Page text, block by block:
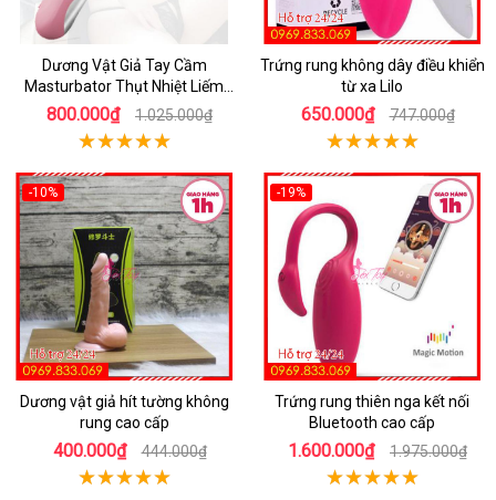
Dương Vật Giả Tay Cầm
Masturbator Thụt Nhiệt Liếm
Rung
800.000₫ 1.025.000₫
Trứng rung không dây điều khiển
từ xa Lilo
650.000₫ 747.000₫
-10%
Dương vật giả hít tường không
rung cao cấp
400.000₫ 444.000₫
-19%
Trứng rung thiên nga kết nối
Bluetooth cao cấp
1.600.000₫ 1.975.000₫